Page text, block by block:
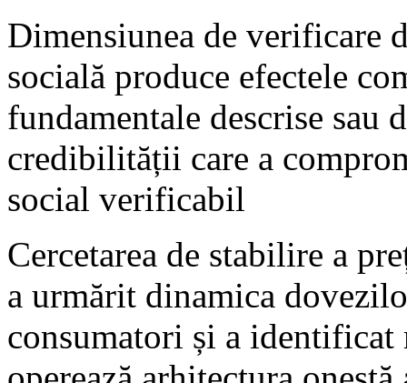
Dimensiunea de verificare
socială produce efectele
fundamentale descrise sau
credibilității care a
social verificabil
Cercetarea de stabilire a
a urmărit dinamica
consumatori și a identificat